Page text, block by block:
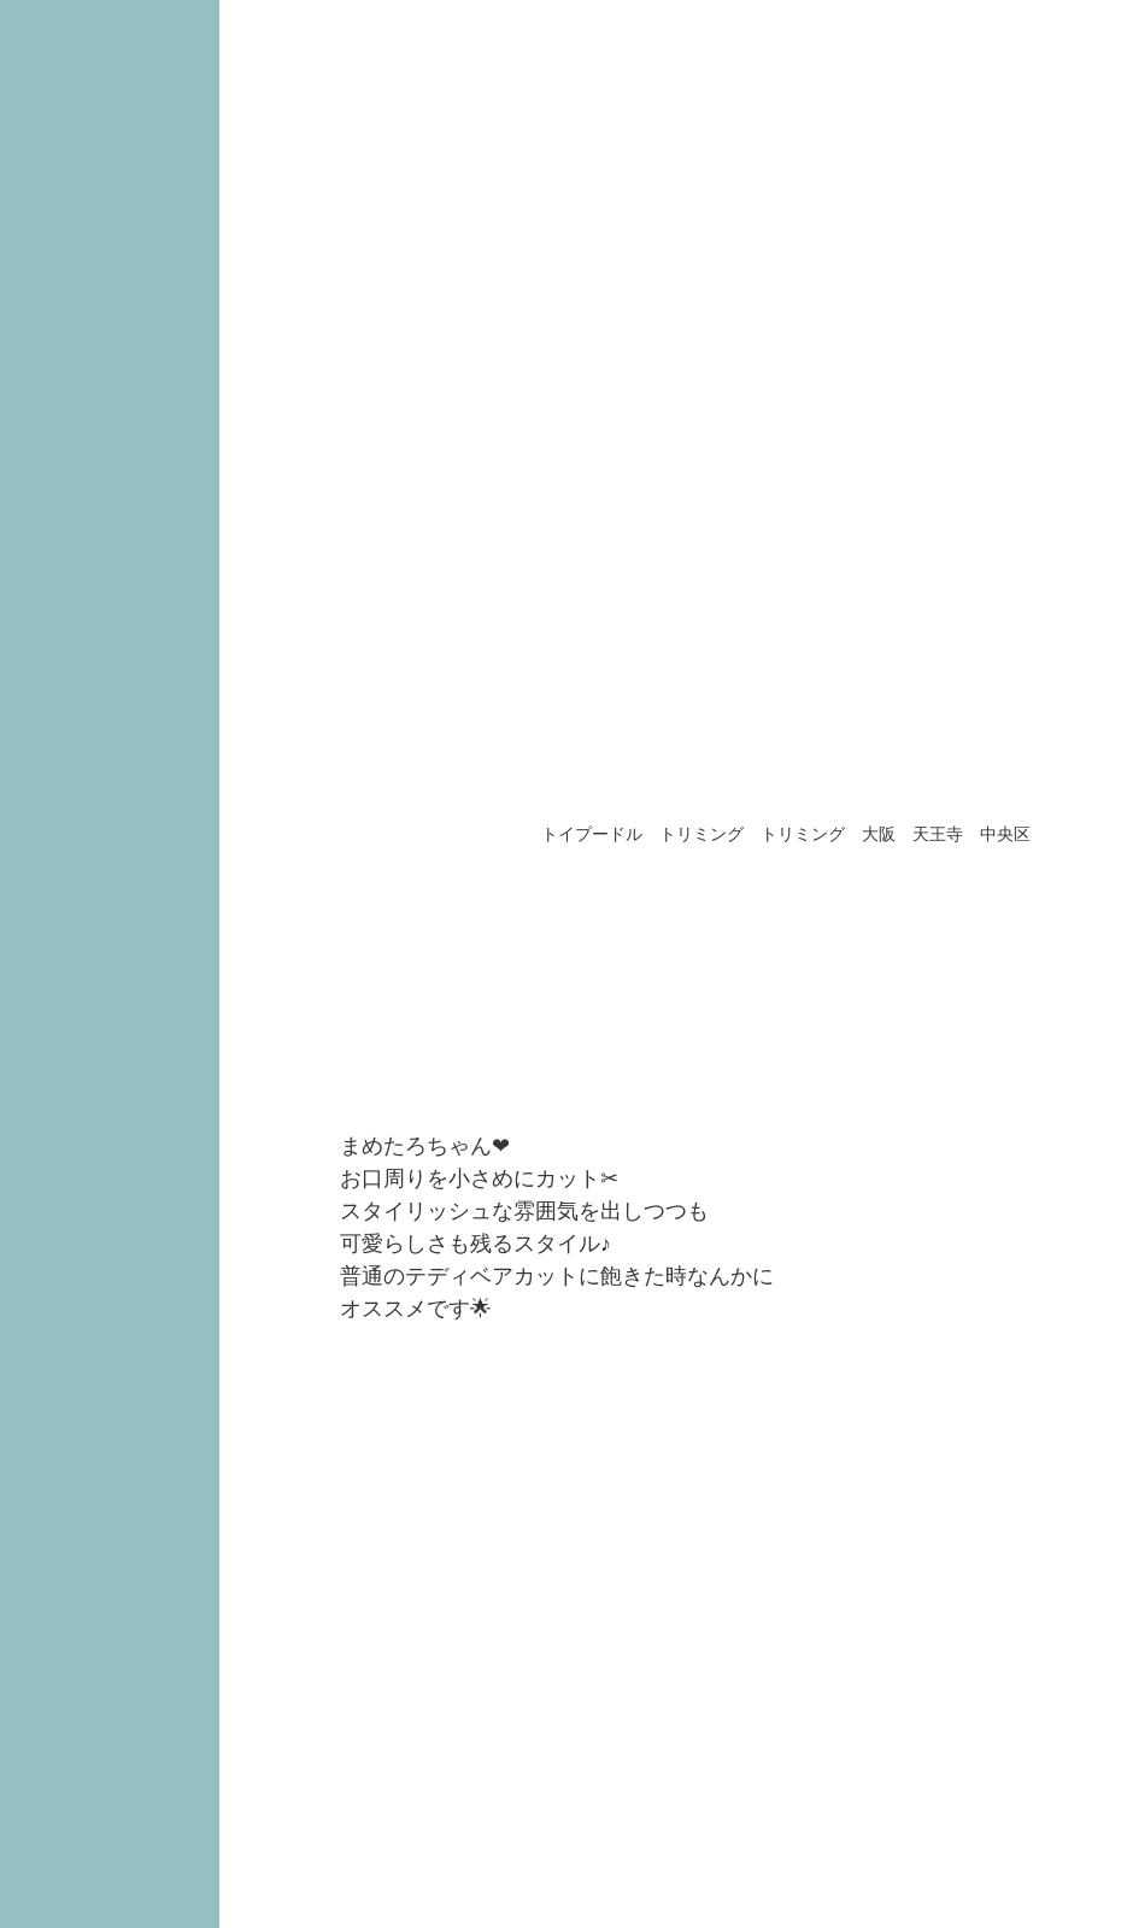
トイプードル　トリミング　トリミング　大阪　天王寺　中央区
まめたろちゃん❤︎
お口周りを小さめにカット✂︎
スタイリッシュな雰囲気を出しつつも
可愛らしさも残るスタイル♪
普通のテディベアカットに飽きた時なんかに
オススメです🌟